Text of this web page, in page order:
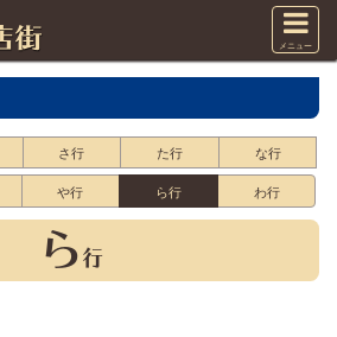
メニュー
さ行 た行 な行
や行 ら行 わ行
ら行